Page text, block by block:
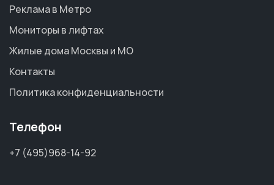
Реклама в Метро
Мониторы в лифтах
Жилые дома Москвы и МО
Контакты
Политика конфиденциальности
Телефон
+7 (495)968-14-92